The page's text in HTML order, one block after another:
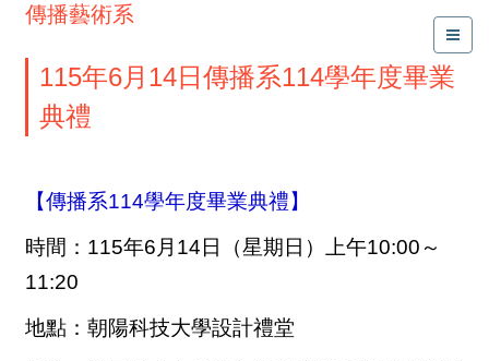
傳播藝術系
115年6月14日傳播系114學年度畢業
典禮
【傳播系114學年度畢業典禮】
時間：115年6月14日（星期日）上午10:00～
11:20
地點：朝陽科技大學設計禮堂